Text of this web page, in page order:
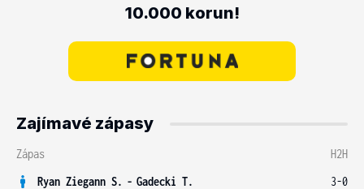
10.000 korun!
Zajímavé zápasy
Zápas
H2H
Ryan Ziegann S. - Gadecki T.
3-0